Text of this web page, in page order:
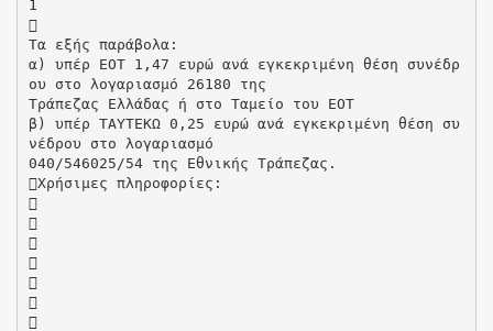
1

Τα εξής παράβολα:
α) υπέρ ΕΟΤ 1,47 ευρώ ανά εγκεκριμένη θέση συνέδρ
ου στο λογαριασμό 26180 της
Τράπεζας Ελλάδας ή στο Ταμείο του ΕΟΤ
β) υπέρ ΤΑΥΤΕΚΩ 0,25 ευρώ ανά εγκεκριμένη θέση συ
νέδρου στο λογαριασμό
040/546025/54 της Εθνικής Τράπεζας.
Χρήσιμες πληροφορίες:






